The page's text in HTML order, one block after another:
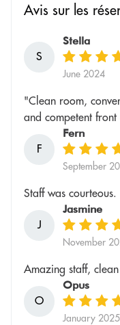
Avis sur les
S
Stella
June 2024
"Clean room,
and competent
F
Fern
September
Staff was
J
Jasmine
November
Amazing staff,
O
Opus
January 2025